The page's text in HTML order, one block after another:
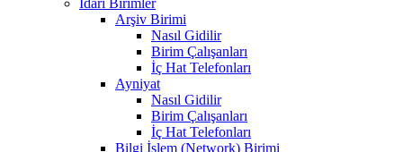
Arşiv Birimi
Nasıl Gidilir
Birim Çalışanları
İç Hat Telefonları
Ayniyat
Nasıl Gidilir
Birim Çalışanları
İç Hat Telefonları
Bilgi İşlem (Network) Birimi